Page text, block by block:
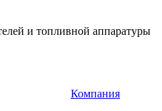
и топливной аппаратуры
Компания